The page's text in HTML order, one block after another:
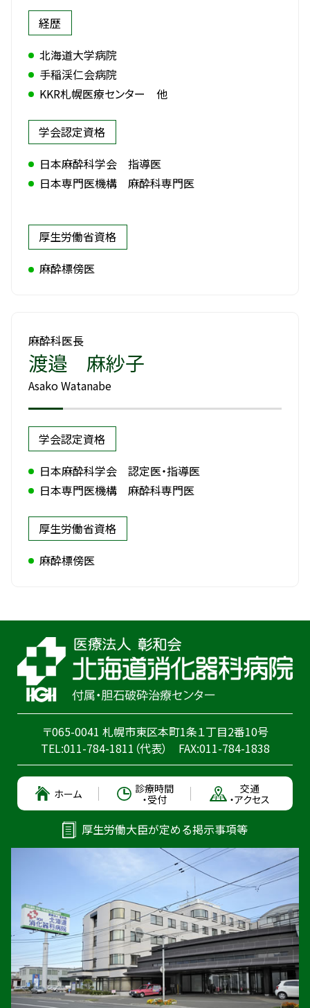
経歴
北海道大学病院
手稲渓仁会病院
KKR札幌医療センター 他
学会認定資格
日本麻酔科学会 指導医
日本専門医機構 麻酔科専門医
厚生労働省資格
麻酔標傍医
麻酔科医長
渡邉 麻紗子
Asako Watanabe
学会認定資格
日本麻酔科学会 認定医・指導医
日本専門医機構 麻酔科専門医
厚生労働省資格
麻酔標傍医
〒065-0041 札幌市東区本町1条１丁目2番10号
TEL:011-784-1811 （代表） FAX:011-784-1838
ホーム
診療時間
・受付
交通
・アクセス
厚生労働大臣が定める掲示事項等